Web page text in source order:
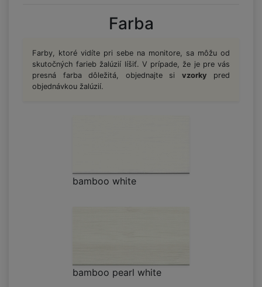
Farba
Farby, ktoré vidíte pri sebe na monitore, sa môžu od
skutočných farieb žalúzií líšiť. V prípade, že je pre vás
presná farba dôležitá, objednajte si vzorky pred
objednávkou žalúzií.
bamboo white
bamboo pearl white